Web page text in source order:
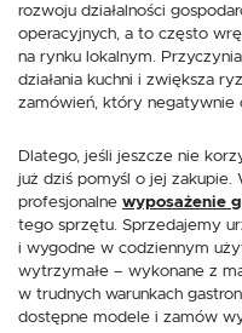
rozwoju działalności
operacyjnych, a to często
na rynku lokalnym.
działania kuchni i zwiększa
zamówień, który negatywnie
Dlatego, jeśli jeszcze nie
już dziś pomyśl o jej zakupie.
profesjonalne wyposażenie
tego sprzętu. Sprzedajemy
i wygodne w codziennym
wytrzymałe – wykonane z
w trudnych warunkach
dostępne modele i zamów